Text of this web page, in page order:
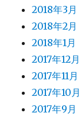
2018年3月
2018年2月
2018年1月
2017年12月
2017年11月
2017年10月
2017年9月